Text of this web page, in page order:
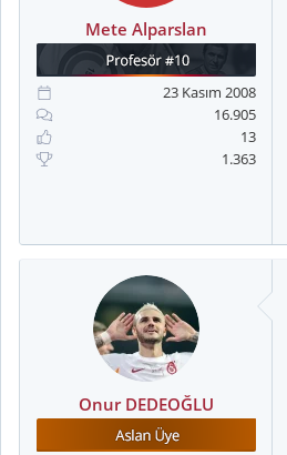
i
h
i
Mete Alparslan
23 Kasım 2008
16.905
13
1.363
Onur DEDEOĞLU